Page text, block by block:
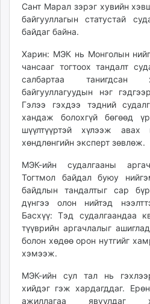
Сант Марал зэрэг хувийн
байгууллагын статустай
байдаг байна.
Харин: МЭК нь Монголын
чансааг тогтоох тандалт
салбартаа танигдсан
байгууллагуудын нэг
Гэлээ гэхдээ тэдний
хандаж болохгүй бөгөөд
шүүлтүүртэй хүлээж авах
хөндлөнгийн эксперт зөвлөж.
МЭК-ийн судалгааны
Тогтмол байдал буюу
байдлын тандалтыг сар
дүнгээ олон нийтэд
Басхүү: Тэд судалгаандаа
түүврийн аргачлалыг
болон хөдөө орон нутгийг
хэмээж.
МЭК-ийн сул тал нь
хийдэг гэж хардагддаг.
ажиллагаа явуулдаг